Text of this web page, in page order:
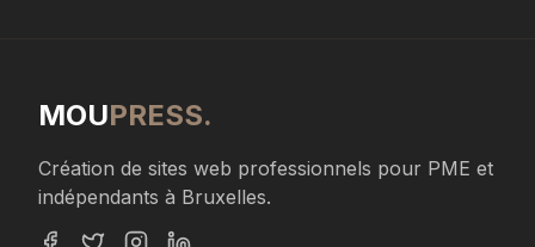
MOUPRESS.
Création de sites web professionnels pour PME et
indépendants à Bruxelles.